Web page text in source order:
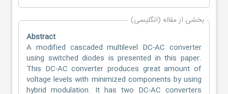
بخشی از مقاله (انگلیسی)
Abstract
A modified cascaded multilevel DC-AC converter
using switched diodes is presented in this paper.
This DC-AC converter produces great amount of
voltage levels with minimized components by using
hybrid modulation. It has two DC-AC converters